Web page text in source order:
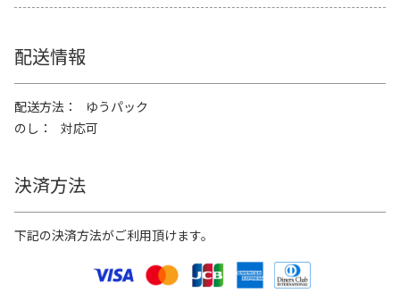
配送情報
配送方法
ゆうパック
のし
対応可
決済方法
下記の決済方法がご利用頂けます。